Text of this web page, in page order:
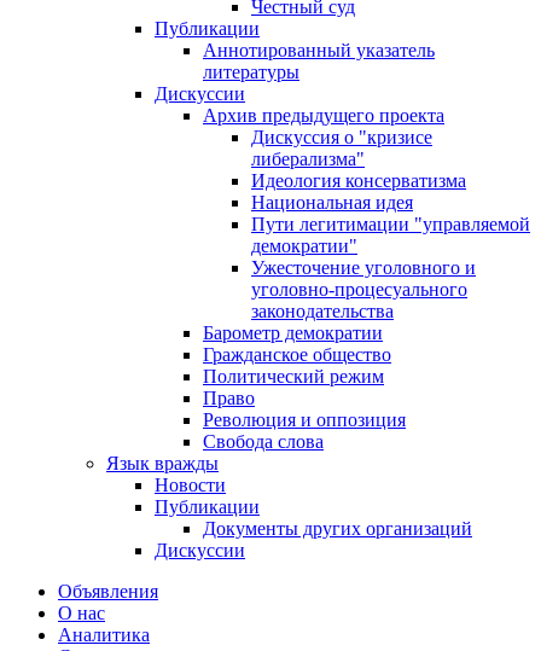
Честный суд
Публикации
Аннотированный указатель
литературы
Дискуссии
Архив предыдущего проекта
Дискуссия о "кризисе
либерализма"
Идеология консерватизма
Национальная идея
Пути легитимации "управляемой
демократии"
Ужесточение уголовного и
уголовно-процесуального
законодательства
Барометр демократии
Гражданское общество
Политический режим
Право
Революция и оппозиция
Свобода слова
Язык вражды
Новости
Публикации
Документы других организаций
Дискуссии
Объявления
О нас
Аналитика